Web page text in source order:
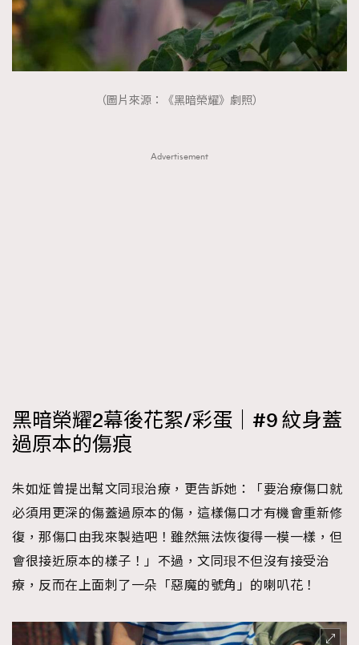
（圖片來源：《黑暗榮耀》劇照）
Advertisement
黑暗榮耀2幕後花絮/彩蛋｜#9 紋身蓋
過原本的傷痕
朱如炡曾提出幫文同珢治療，更告訴她：「要治療傷口就
必須用更深的傷蓋過原本的傷，這樣傷口才有機會重新修
復，那傷口由我來製造吧！雖然無法恢復得一模一樣，但
會很接近原本的樣子！」不過，文同珢不但沒有接受治
療，反而在上面刺了一朵「惡魔的號角」的喇叭花！